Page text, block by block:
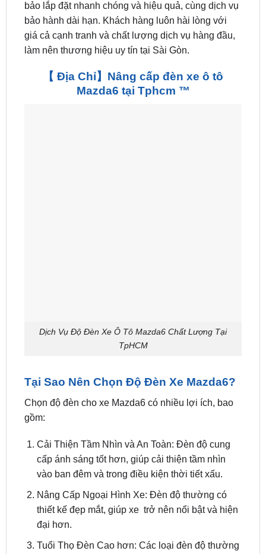
bảo lắp đặt nhanh chóng và hiệu quả, cùng dịch vụ
bảo hành dài hạn. Khách hàng luôn hài lòng với
giá cả cạnh tranh và chất lượng dịch vụ hàng đầu,
làm nên thương hiệu uy tín tại Sài Gòn.
【 Địa Chỉ】Nâng cấp đèn xe ô tô
Mazda6 tại Tphcm ™
Dịch Vụ Độ Đèn Xe Ô Tô Mazda6 Chất Lượng Tại
TpHCM
Tại Sao Nên Chọn Độ Đèn Xe Mazda6?
Chọn độ đèn cho xe Mazda6 có nhiều lợi ích, bao
gồm:
Cải Thiện Tầm Nhìn và An Toàn: Đèn độ cung
cấp ánh sáng tốt hơn, giúp cải thiện tầm nhìn
vào ban đêm và trong điều kiện thời tiết xấu.
Nâng Cấp Ngoại Hình Xe: Đèn độ thường có
thiết kế đẹp mắt, giúp xe trở nên nổi bật và hiện
đại hơn.
Tuổi Thọ Đèn Cao hơn: Các loại đèn độ thường